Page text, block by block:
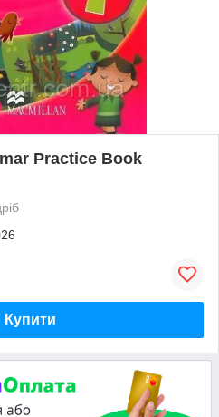
Practice Book
Купити